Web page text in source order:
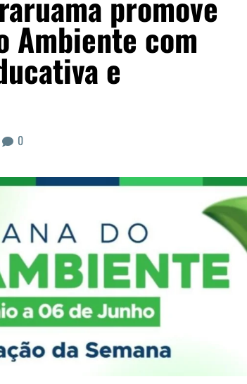
Ambiente com
e
0